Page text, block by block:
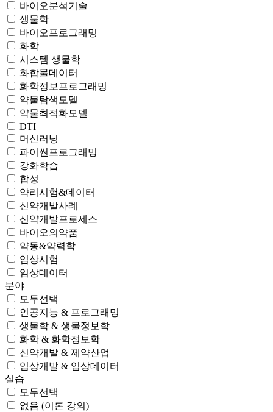
바이오분석기술
생물학
바이오프로그래밍
화학
시스템 생물학
화합물데이터
화학정보프로그래밍
약물탐색모델
약물최적화모델
DTI
머신러닝
파이썬프로그래밍
강화학습
합성
약리시험&데이터
신약개발사례
신약개발프로세스
바이오의약품
약동&약력학
임상시험
임상데이터
분야
모두선택
인공지능 & 프로그래밍
생물학 & 생물정보학
화학 & 화학정보학
신약개발 & 제약산업
임상개발 & 임상데이터
실습
모두선택
없음 (이론 강의)